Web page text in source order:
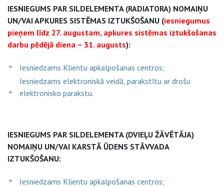
IESNIEGUMS PAR SILDELEMENTA (RADIATORA) NOMAIŅU
UN/VAI APKURES SISTĒMAS IZTUKŠOŠANU (iesniegumus
pieņem līdz 27. augustam, apkures sistēmas iztukšošanas
darbu pēdējā diena – 31. augusts):
Iesniedzams Klientu apkalpošanas centros;
Iesniedzams elektroniskā veidā, parakstītu ar drošu
elektronisko parakstu.
IESNIEGUMS PAR SILDELEMENTA (DVIEĻU ŽĀVĒTĀJA)
NOMAIŅU UN/VAI KARSTĀ ŪDENS STĀVVADA
IZTUKŠOŠANU:
Iesniedzams Klientu apkalpošanas centros;